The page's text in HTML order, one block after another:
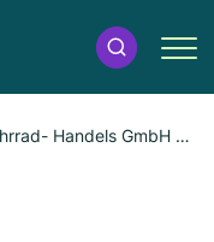
Handels GmbH &